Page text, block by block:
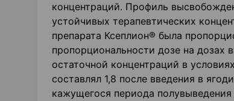
концентраций. Профиль
устойчивых терапевтических
препарата Ксеплион® была
пропорциональности дозе на
остаточной концентраций в
составлял 1,8 после введения в
кажущегося периода